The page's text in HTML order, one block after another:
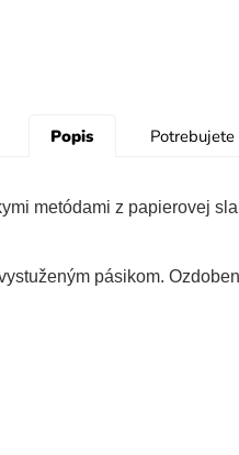
Popis
metódami z papierovej
pásikom.